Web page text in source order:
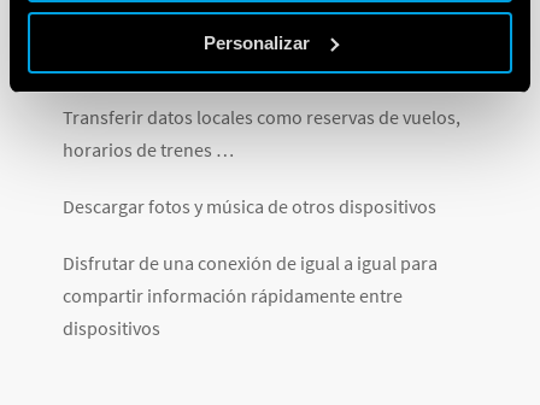
Personalizar
Transferir datos locales como reservas de vuelos,
horarios de trenes …
Descargar fotos y música de otros dispositivos
Disfrutar de una conexión de igual a igual para
compartir información rápidamente entre
dispositivos